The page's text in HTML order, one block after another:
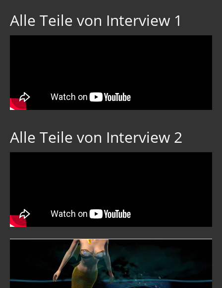
Alle Teile von Interview 1
Alle Teile von Interview 2